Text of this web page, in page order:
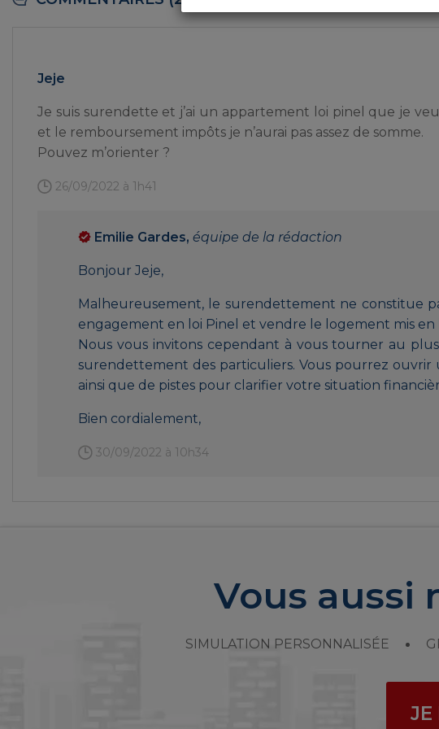
Jeje
Je suis surendette et j’ai un appartement loi pinel que je
et le remboursement impôts je n’aurai pas assez de somme.
Pouvez m’orienter ?
26/09/2022 à 1h41
Emilie Gardes, équipe de la rédaction
Bonjour Jeje,
Malheureusement, le surendettement ne constitue
engagement en loi Pinel et vendre le logement mis en
Nous vous invitons cependant à vous tourner au
surendettement des particuliers. Vous pourrez ouvrir
ainsi que de pistes pour clarifier votre situation
Bien cordialement,
30/09/2022 à 10h34
Vous aussi
SIMULATION PERSONNALISÉE
JE